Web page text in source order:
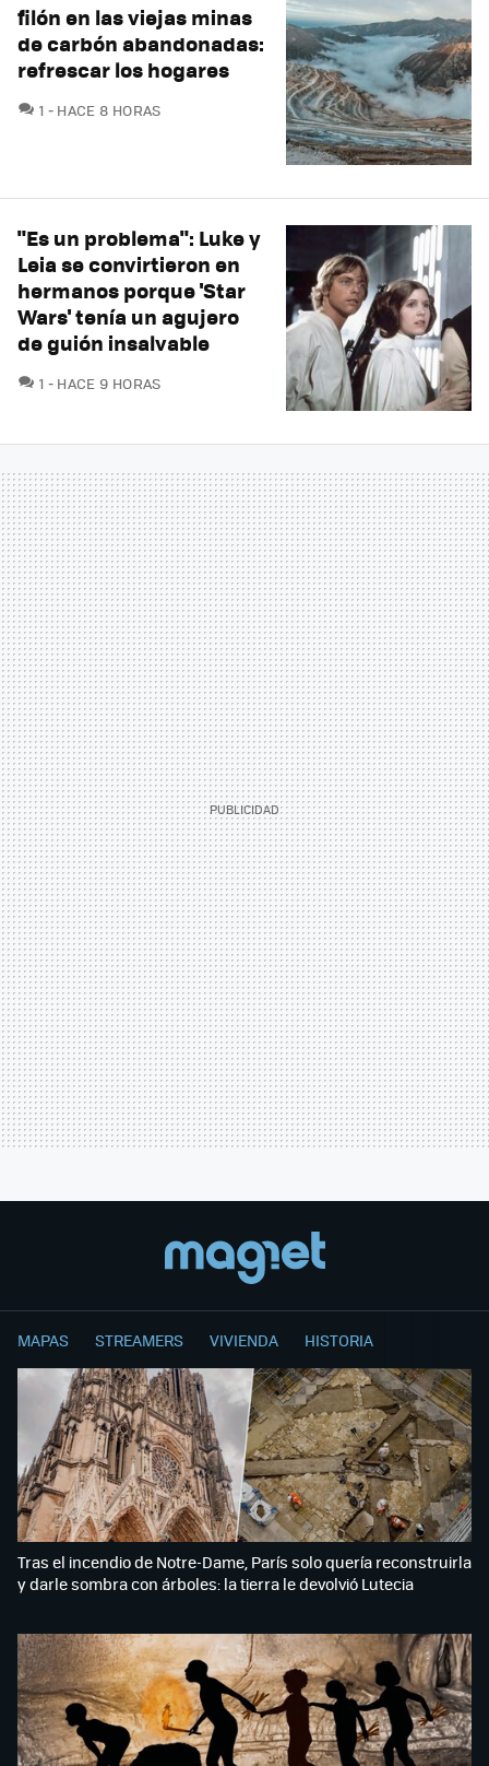
filón en las viejas minas
de carbón abandonadas:
refrescar los hogares
1 COMENTARIOS
HACE 8 HORAS
"Es un problema": Luke y
Leia se convirtieron en
hermanos porque 'Star
Wars' tenía un agujero
de guión insalvable
1 COMENTARIOS
HACE 9 HORAS
MAPAS STREAMERS VIVIENDA HISTORIA
Tras el incendio de Notre-Dame, París solo quería reconstruirla
y darle sombra con árboles: la tierra le devolvió Lutecia